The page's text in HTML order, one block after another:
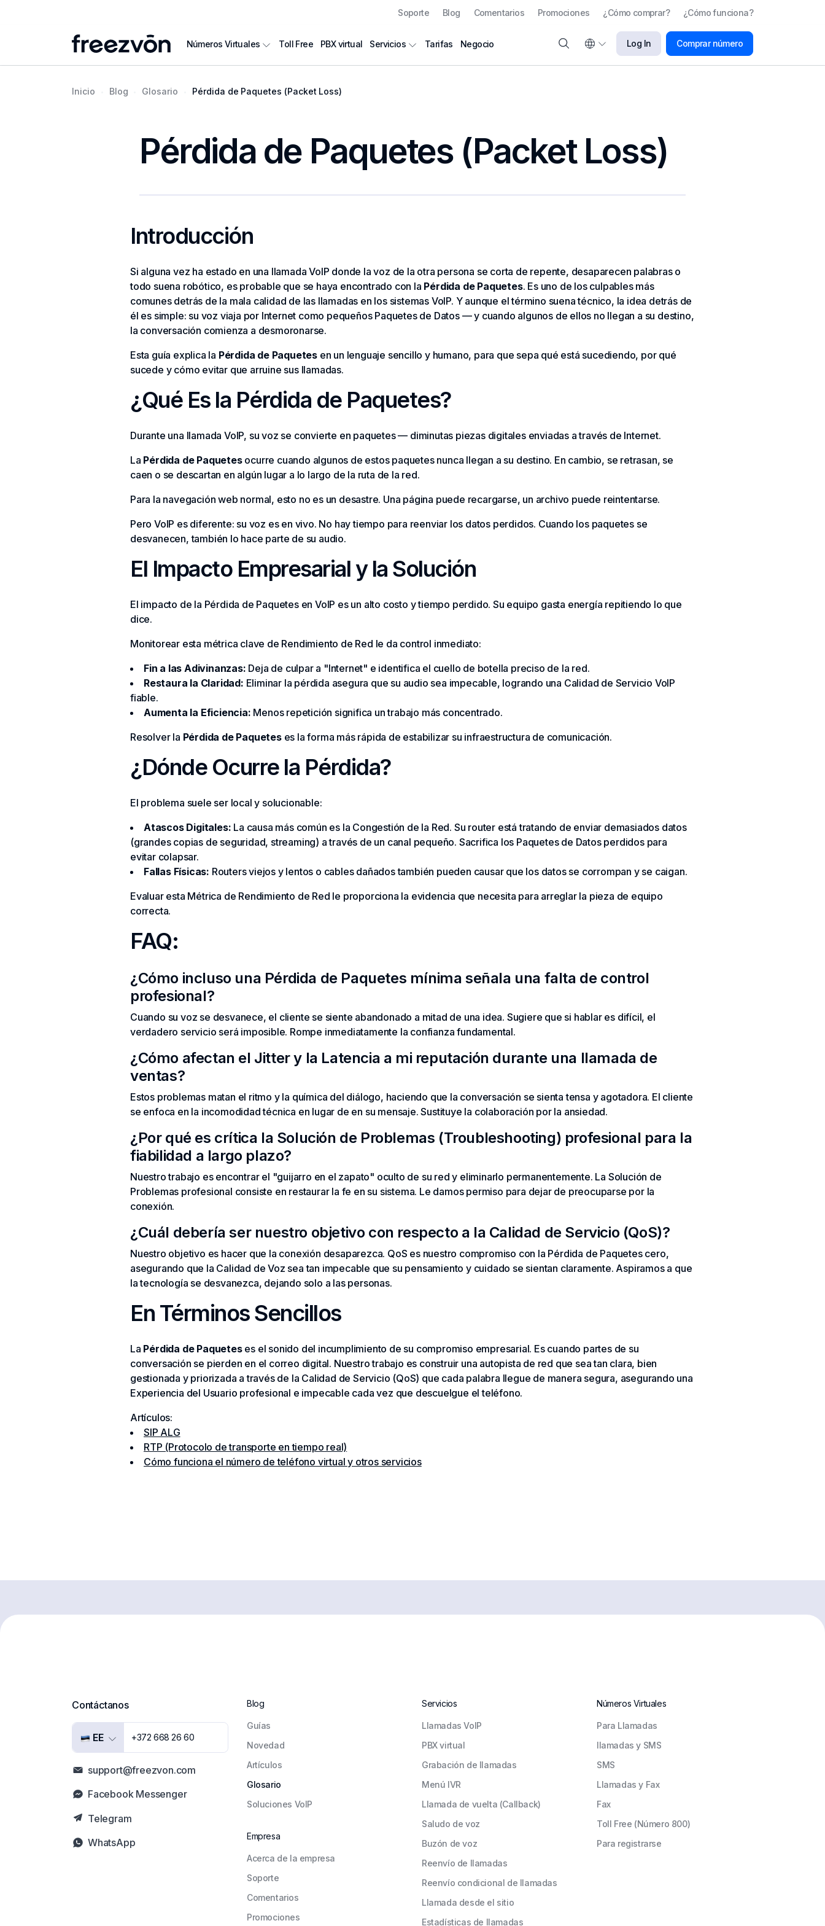
Soporte Blog Comentarios Promociones ¿Cómo comprar? ¿Cómo funciona?
Log In Comprar número
Números Virtuales Toll Free PBX virtual Servicios Tarifas Negocio
Inicio Blog Glosario Pérdida de Paquetes (Packet Loss)
Pérdida de Paquetes (Packet Loss)
Introducción
Si alguna vez ha estado en una llamada VoIP donde la voz de la otra persona se corta de repente, desaparecen palabras o
todo suena robótico, es probable que se haya encontrado con la Pérdida de Paquetes. Es uno de los culpables más
comunes detrás de la mala calidad de las llamadas en los sistemas VoIP. Y aunque el término suena técnico, la idea detrás de
él es simple: su voz viaja por Internet como pequeños Paquetes de Datos — y cuando algunos de ellos no llegan a su destino,
la conversación comienza a desmoronarse.
Esta guía explica la Pérdida de Paquetes en un lenguaje sencillo y humano, para que sepa qué está sucediendo, por qué
sucede y cómo evitar que arruine sus llamadas.
¿Qué Es la Pérdida de Paquetes?
Durante una llamada VoIP, su voz se convierte en paquetes — diminutas piezas digitales enviadas a través de Internet.
La Pérdida de Paquetesocurre cuando algunos de estos paquetes nunca llegan a su destino. En cambio, se retrasan, se
caen o se descartan en algún lugar a lo largo de la ruta de la red.
Para la navegación web normal, esto no es un desastre. Una página puede recargarse, un archivo puede reintentarse.
Pero VoIP es diferente: su voz es en vivo. No hay tiempo para reenviar los datos perdidos. Cuando los paquetes se
desvanecen, también lo hace parte de su audio.
El Impacto Empresarial y la Solución
El impacto de la Pérdida de Paquetes en VoIP es un alto costo y tiempo perdido. Su equipo gasta energía repitiendo lo que
dice.
Monitorear esta métrica clave de Rendimiento de Red le da control inmediato:
Fin a las Adivinanzas: Deja de culpar a "Internet" e identifica el cuello de botella preciso de la red.
Restaura la Claridad: Eliminar la pérdida asegura que su audio sea impecable, logrando una Calidad de Servicio VoIP
fiable.
Aumenta la Eficiencia: Menos repetición significa un trabajo más concentrado.
Resolver la Pérdida de Paqueteses la forma más rápida de estabilizar su infraestructura de comunicación.
¿Dónde Ocurre la Pérdida?
El problema suele ser local y solucionable:
Atascos Digitales: La causa más común es la Congestión de la Red. Su router está tratando de enviar demasiados datos
(grandes copias de seguridad, streaming) a través de un canal pequeño. Sacrifica los Paquetes de Datos perdidos para
evitar colapsar.
Fallas Físicas: Routers viejos y lentos o cables dañados también pueden causar que los datos se corrompan y se caigan.
Evaluar esta Métrica de Rendimiento de Red le proporciona la evidencia que necesita para arreglar la pieza de equipo
correcta.
FAQ:
¿Cómo incluso una Pérdida de Paquetes mínima señala una falta de control
profesional?
Cuando su voz se desvanece, el cliente se siente abandonado a mitad de una idea. Sugiere que si hablar es difícil, el
verdadero servicio será imposible. Rompe inmediatamente la confianza fundamental.
¿Cómo afectan el Jitter y la Latencia a mi reputación durante una llamada de
ventas?
Estos problemas matan el ritmo y la química del diálogo, haciendo que la conversación se sienta tensa y agotadora. El cliente
se enfoca en la incomodidad técnica en lugar de en su mensaje. Sustituye la colaboración por la ansiedad.
¿Por qué es crítica la Solución de Problemas (Troubleshooting) profesional para la
fiabilidad a largo plazo?
Nuestro trabajo es encontrar el "guijarro en el zapato" oculto de su red y eliminarlo permanentemente. La Solución de
Problemas profesional consiste en restaurar la fe en su sistema. Le damos permiso para dejar de preocuparse por la
conexión.
¿Cuál debería ser nuestro objetivo con respecto a la Calidad de Servicio (QoS)?
Nuestro objetivo es hacer que la conexión desaparezca. QoS es nuestro compromiso con la Pérdida de Paquetes cero,
asegurando que la Calidad de Voz sea tan impecable que su pensamiento y cuidado se sientan claramente. Aspiramos a que
la tecnología se desvanezca, dejando solo a las personas.
En Términos Sencillos
La Pérdida de Paqueteses el sonido del incumplimiento de su compromiso empresarial. Es cuando partes de su
conversación se pierden en el correo digital. Nuestro trabajo es construir una autopista de red que sea tan clara, bien
gestionada y priorizada a través de la Calidad de Servicio (QoS) que cada palabra llegue de manera segura, asegurando una
Experiencia del Usuario profesional e impecable cada vez que descuelgue el teléfono.
Artículos:
SIP ALG
RTP (Protocolo de transporte en tiempo real)
Cómo funciona el número de teléfono virtual y otros servicios
Contáctanos
EE +372 668 26 60
support@freezvon.com
Facebook Messenger
Telegram
WhatsApp
Blog
Guías
Novedad
Artículos
Glosario
Soluciones VoIP
Empresa
Acerca de la empresa
Soporte
Comentarios
Promociones
Servicios
Llamadas VoIP
PBX virtual
Grabación de llamadas
Menú IVR
Llamada de vuelta (Callback)
Saludo de voz
Buzón de voz
Reenvío de llamadas
Reenvío condicional de llamadas
Llamada desde el sitio
Estadísticas de llamadas
Números Virtuales
Para Llamadas
llamadas y SMS
SMS
Llamadas y Fax
Fax
Toll Free (Número 800)
Para registrarse